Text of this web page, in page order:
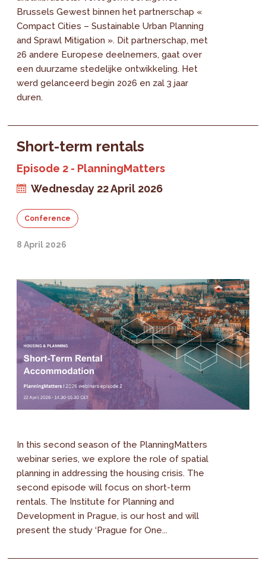
Brussels Gewest binnen het partnerschap «
Compact Cities – Sustainable Urban Planning
and Sprawl Mitigation ». Dit partnerschap, met
26 andere Europese deelnemers, gaat over
een duurzame stedelijke ontwikkeling. Het
werd gelanceerd begin 2026 en zal 3 jaar
duren.
Short-term rentals
Episode 2 - PlanningMatters
Wednesday 22 April 2026
Conference
8 April 2026
In this second season of the PlanningMatters
webinar series, we explore the role of spatial
planning in addressing the housing crisis. The
second episode will focus on short-term
rentals. The Institute for Planning and
Development in Prague, is our host and will
present the study ‘Prague for One...